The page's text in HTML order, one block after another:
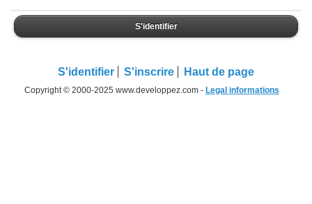
S'identifier
S'identifier S'inscrire Haut de page
Copyright © 2000-2025 www.developpez.com - Legal informations